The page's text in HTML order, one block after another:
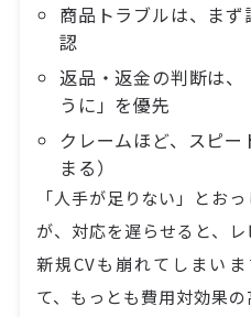
商品トラブルは、ま
認
返品・返金の判断は
うに」を優先
クレームほど、スピ
まる）
「人手が足りない」とお
が、対応を遅らせると、レ
新規CVも崩れてしまい
て、もっとも費用対効果